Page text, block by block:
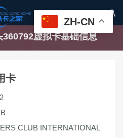

虚拟卡基础信息
卡
CLUB INTERNATIONAL
ZH-CN